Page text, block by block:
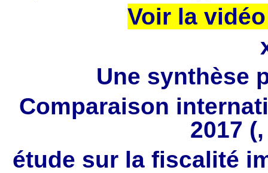
Voir la
Une synthèse
Comparaison
2017
étude sur la fiscalité